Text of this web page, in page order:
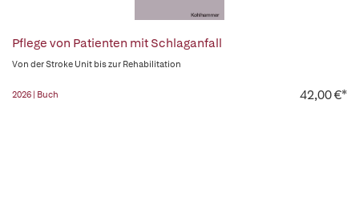
Pflege von Patienten mit Schlaganfall
Von der Stroke Unit bis zur Rehabilitation
2026 | Buch 42,00 €*